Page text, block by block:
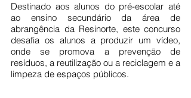
Destinado aos alunos do pré-escolar até
ao ensino secundário da área de
abrangência da Resinorte, este concurso
desafia os alunos a produzir um vídeo,
onde se promova a prevenção de
resíduos, a reutilização ou a reciclagem e a
limpeza de espaços públicos.